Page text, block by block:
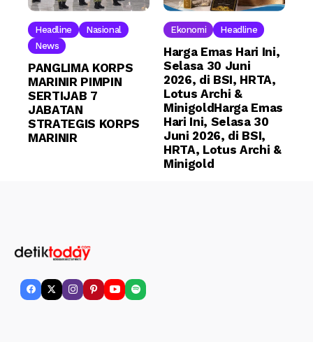
Headline
Nasional
News
PANGLIMA KORPS
MARINIR PIMPIN
SERTIJAB 7
JABATAN
STRATEGIS KORPS
MARINIR
Ekonomi Headline
Harga Emas Hari Ini,
Selasa 30 Juni
2026, di BSI, HRTA,
Lotus Archi &
MinigoldHarga Emas
Hari Ini, Selasa 30
Juni 2026, di BSI,
HRTA, Lotus Archi &
Minigold